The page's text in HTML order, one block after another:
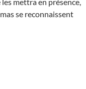
se reconnaissent